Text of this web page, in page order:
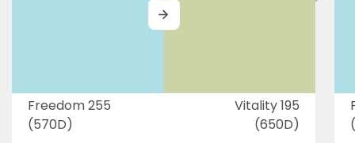
Freedom 255
(570D)
Vitality 195
(650D)
MORE